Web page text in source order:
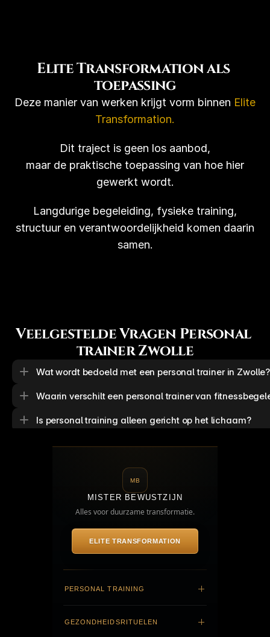
Elite Transformation als
toepassing
Deze manier van werken krijgt vorm binnen Elite
Transformation.
Dit traject is geen los aanbod,
maar de praktische toepassing van hoe hier
gewerkt wordt.
Langdurige begeleiding, fysieke training,
structuur en verantwoordelijkheid komen daarin
samen.
Veelgestelde Vragen Personal
trainer Zwolle
Wat wordt bedoeld met een personal trainer in Zwolle?
Waarin verschilt een personal trainer van
Is personal training alleen gericht op het lichaam?
Voor wie is personal training niet bedoeld?
Hoe krijgt deze vorm van personal training concreet
MB
MISTER BEWUSTZIJN
Alles voor duurzame transformatie.
ELITE TRANSFORMATION
PERSONAL TRAINING
Elite Transformation (Personal Training)
GEZONDHEIDSRITUELEN